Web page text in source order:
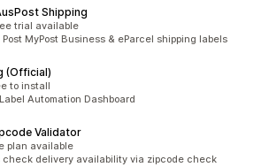
Shipping
trial available
MyPost Business & eParcel shipping labels
(Official)
to install
Automation Dashboard
Validator
plan available
check delivery availability via zipcode check